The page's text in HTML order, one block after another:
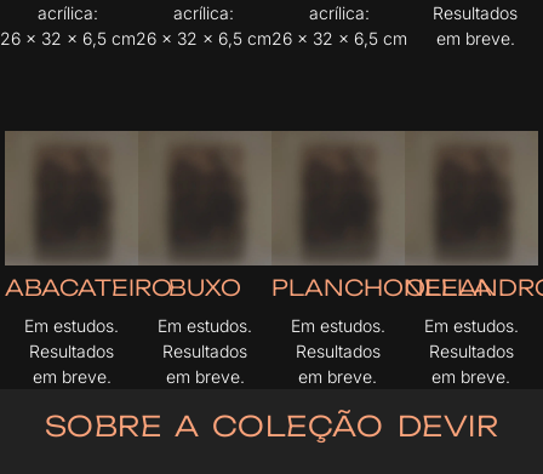
acrílica:
26 x 32 x 6,5 cm
acrílica:
26 x 32 x 6,5 cm
acrílica:
26 x 32 x 6,5 cm
Resultados
em breve.
ABACATEIRO
Em estudos.
Resultados
em breve.
BUXO
Em estudos.
Resultados
em breve.
PLANCHONELLA
Em estudos.
Resultados
em breve.
Em estudos.
Resultados
em breve.
SOBRE A COLEÇÃO DEVIR